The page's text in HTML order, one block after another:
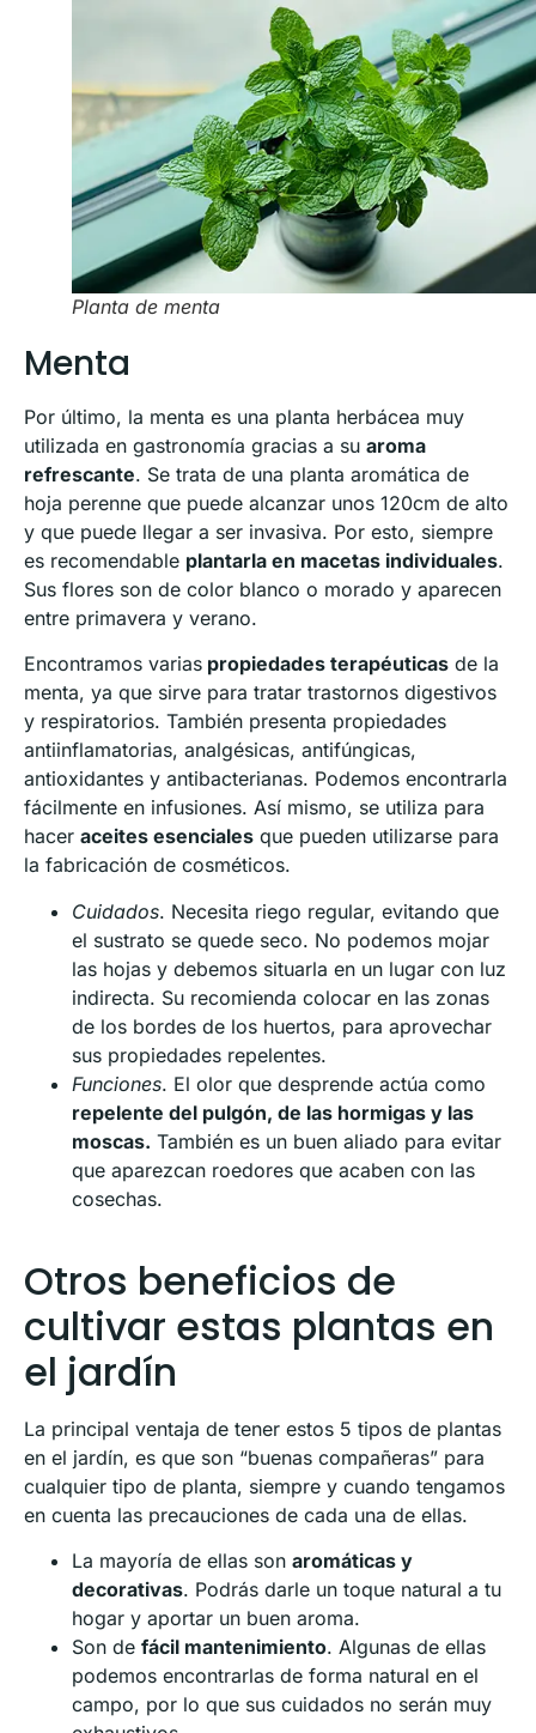
Planta de menta
Menta
Por último, la menta es una planta herbácea muy
utilizada en gastronomía gracias a su aroma
refrescante. Se trata de una planta aromática de
hoja perenne que puede alcanzar unos 120cm de alto
y que puede llegar a ser invasiva. Por esto, siempre
es recomendable plantarla en macetas individuales.
Sus flores son de color blanco o morado y aparecen
entre primavera y verano.
Encontramos varias propiedades terapéuticas de la
menta, ya que sirve para tratar trastornos digestivos
y respiratorios. También presenta propiedades
antiinflamatorias, analgésicas, antifúngicas,
antioxidantes y antibacterianas. Podemos encontrarla
fácilmente en infusiones. Así mismo, se utiliza para
hacer aceites esenciales que pueden utilizarse para
la fabricación de cosméticos.
Cuidados. Necesita riego regular, evitando que
el sustrato se quede seco. No podemos mojar
las hojas y debemos situarla en un lugar con luz
indirecta. Su recomienda colocar en las zonas
de los bordes de los huertos, para aprovechar
sus propiedades repelentes.
Funciones. El olor que desprende actúa como
repelente del pulgón, de las hormigas y las
moscas. También es un buen aliado para evitar
que aparezcan roedores que acaben con las
cosechas.
Otros beneficios de
cultivar estas plantas en
el jardín
La principal ventaja de tener estos 5 tipos de plantas
en el jardín, es que son “buenas compañeras” para
cualquier tipo de planta, siempre y cuando tengamos
en cuenta las precauciones de cada una de ellas.
La mayoría de ellas son aromáticas y
decorativas. Podrás darle un toque natural a tu
hogar y aportar un buen aroma.
Son de fácil mantenimiento. Algunas de ellas
podemos encontrarlas de forma natural en el
campo, por lo que sus cuidados no serán muy